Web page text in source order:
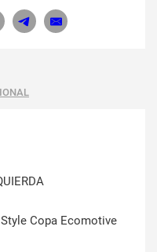
Style Copa Ecomotive